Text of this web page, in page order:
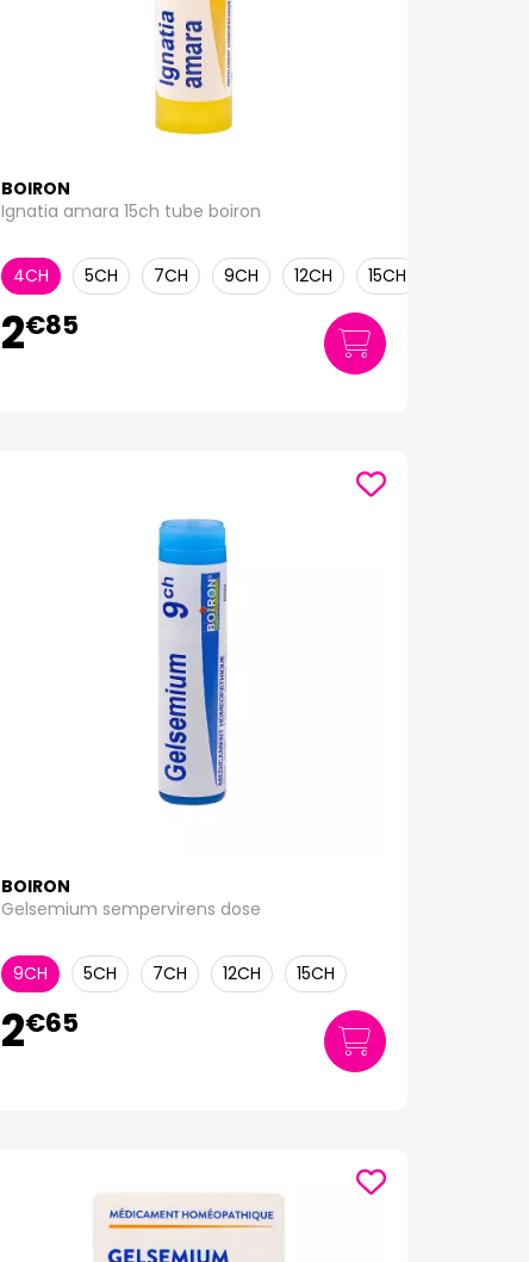
BOIRON
Ignatia amara 15ch tube boiron
4CH 5CH 7CH 9CH 12CH 15CH
2€85
BOIRON
Gelsemium sempervirens dose
9CH 5CH 7CH 12CH 15CH
2€65